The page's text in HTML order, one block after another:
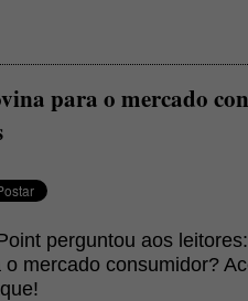
para o mercado
perguntou aos
mercado consumidor?